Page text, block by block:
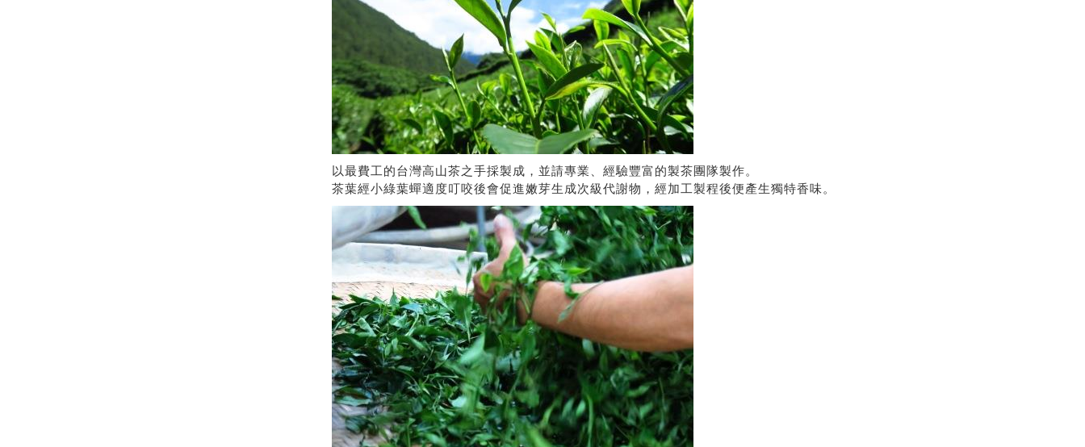
以最費工的台灣高山茶之手採製成，並請專業、經驗豐富的製茶團隊製作。
茶葉經小綠葉蟬適度叮咬後會促進嫩芽生成次級代謝物，經加工製程後便產生獨特香味。